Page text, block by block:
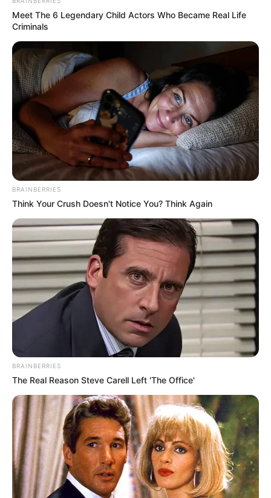
STOPWATT
Discover What May Be Influencing Your Joint
Mobility
Stop Overpaying: The 10-Second Check That
Collapses Your Energy Bill
Meet The 6 Legendary Child Actors Who Became Real Life
Criminals
BRAINBERRIES
Think Your Crush Doesn't Notice You? Think Again
BRAINBERRIES
The Real Reason Steve Carell Left 'The Office'